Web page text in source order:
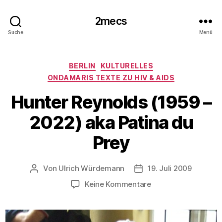
Suche
2mecs
Menü
Kategorien
BERLIN
KULTURELLES
ONDAMARIS TEXTE ZU HIV & AIDS
Hunter Reynolds (1959 –
2022) aka Patina du
Prey
Beitragsautor
Von Ulrich Würdemann Beitragsdatum
19. Juli 2009
Keine Kommentarezu
(1959